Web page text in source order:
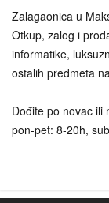
Zalagaonica u
Otkup, zalog i
informatike,
ostalih predmeta
Dođite po novac ili
pon-pet: 8-20h,